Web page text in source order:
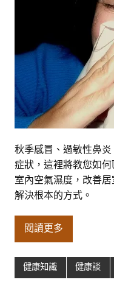
秋季感冒、過敏性鼻
症狀，這裡將教您如
室內空氣濕度，改善
解決根本的方式。
閱讀更多
健康知識 健康談